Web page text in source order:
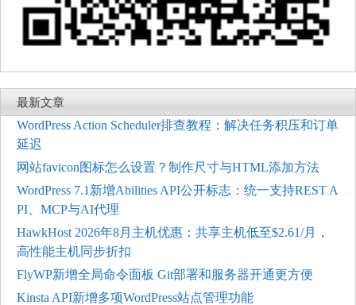
最新文章
WordPress Action Scheduler排查教程：解决任务积压和订单
延迟
网站favicon图标怎么设置？制作尺寸与HTML添加方法
WordPress 7.1新增Abilities API公开标志：统一支持REST A
PI、MCP与AI代理
HawkHost 2026年8月主机优惠：共享主机低至$2.61/月，
高性能主机同步折扣
FlyWP新增全局命令面板 Git部署和服务器开通更方便
Kinsta API新增多项WordPress站点管理功能